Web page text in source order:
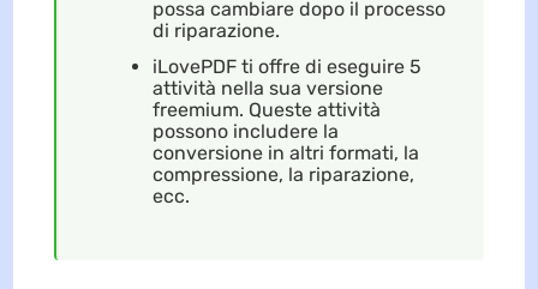
possa cambiare dopo il processo
di riparazione.
iLovePDF ti offre di eseguire 5
attività nella sua versione
freemium. Queste attività
possono includere la
conversione in altri formati, la
compressione, la riparazione,
ecc.